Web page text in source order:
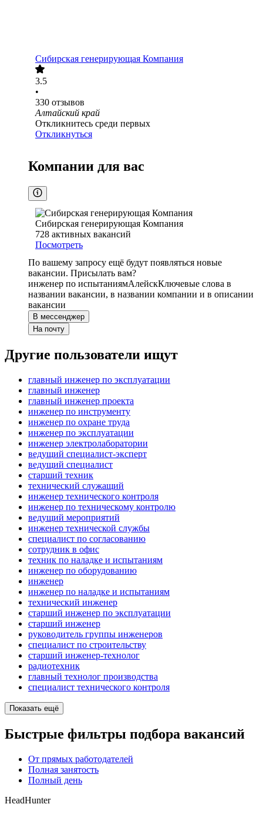
Сибирская генерирующая Компания
3.5
•
330 отзывов
Алтайский край
Откликнитесь среди первых
Откликнуться
Компании для вас
Сибирская генерирующая Компания
728 активных вакансий
Посмотреть
По вашему запросу ещё будут появляться новые
вакансии. Присылать вам?
инженер по испытаниямАлейскКлючевые слова в
названии вакансии, в названии компании и в описании
вакансии
В мессенджер
На почту
Другие пользователи ищут
главный инженер по эксплуатации
главный инженер
главный инженер проекта
инженер по инструменту
инженер по охране труда
инженер по эксплуатации
инженер электролаборатории
ведущий специалист-эксперт
ведущий специалист
старший техник
технический служащий
инженер технического контроля
инженер по техническому контролю
ведущий мероприятий
инженер технической службы
специалист по согласованию
сотрудник в офис
техник по наладке и испытаниям
инженер по оборудованию
инженер
инженер по наладке и испытаниям
технический инженер
старший инженер по эксплуатации
старший инженер
руководитель группы инженеров
специалист по строительству
старший инженер-технолог
радиотехник
главный технолог производства
специалист технического контроля
Показать ещё
Быстрые фильтры подбора вакансий
От прямых работодателей
Полная занятость
Полный день
HeadHunter